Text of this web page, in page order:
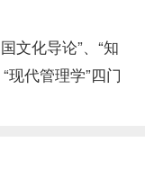
化导论”、“知
现代管理学”四门